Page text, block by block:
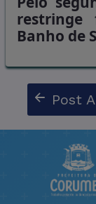
restringe
Banho de
Post